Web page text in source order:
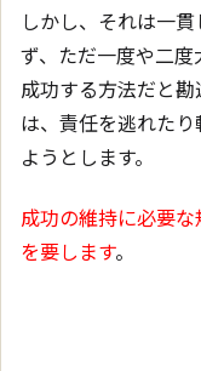
しかし、それは一
ず、ただ一度や二
成功する方法だと
は、責任を逃れた
ようとします。
成功の維持に必要
を要します。